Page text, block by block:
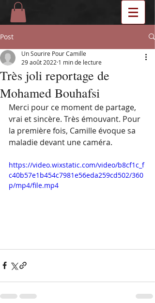
Post
Très joli reportage de
Mohamed Bouhafsi
Un Sourire Pour Camille
29 août 2022 1 min de lecture
Merci pour ce moment de partage,
vrai et sincère. Très émouvant. Pour
la première fois, Camille évoque sa
maladie devant une caméra.
https://video.wixstatic.com/video/b8cf1c_f
c40b57e1b454c7981e56eda259cd502/360
p/mp4/file.mp4